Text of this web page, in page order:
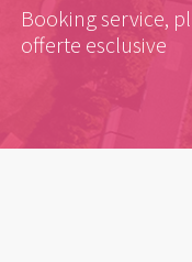
Booking service,
offerte esclusive